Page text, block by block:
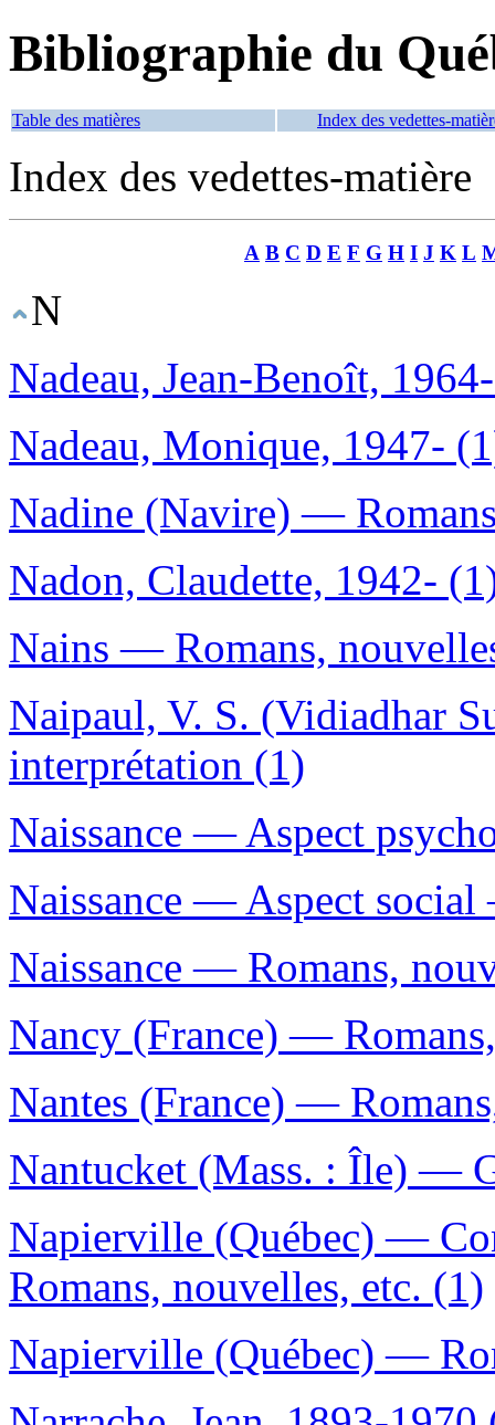
Bibliographie du
Table des matières Index des vedettes-
Index des vedettes-matière
A B C D E F G H I J K L
N
Nadeau, Jean-Benoît,
Nadeau, Monique, 1947-
Nadine (Navire) —
Nadon, Claudette, 1942-
Nains — Romans,
Naipaul, V. S. (Vidiadhar
interprétation (1)
Naissance — Aspect
Naissance — Aspect
Naissance — Romans,
Nancy (France) —
Nantes (France) —
Nantucket (Mass. : Île) —
Napierville (Québec) —
Romans, nouvelles, etc. (1)
Napierville (Québec) —